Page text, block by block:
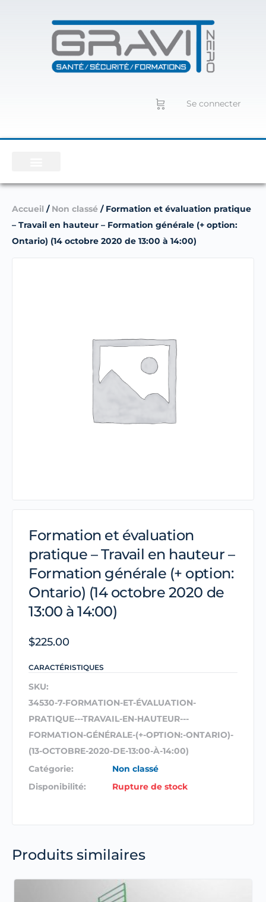
Se connecter
Accueil / Non classé / Formation et évaluation pratique
– Travail en hauteur – Formation générale (+ option:
Ontario) (14 octobre 2020 de 13:00 à 14:00)
Formation et évaluation
pratique – Travail en hauteur –
Formation générale (+ option:
Ontario) (14 octobre 2020 de
13:00 à 14:00)
$225.00
CARACTÉRISTIQUES
SKU:
34530-7-FORMATION-ET-ÉVALUATION-
PRATIQUE---TRAVAIL-EN-HAUTEUR---
FORMATION-GÉNÉRALE-(+-OPTION:-ONTARIO)-
(13-OCTOBRE-2020-DE-13:00-À-14:00)
Catégorie:
Non classé
Disponibilité:
Rupture de stock
Produits similaires